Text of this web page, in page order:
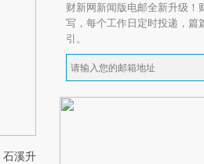
石溪升
财新网新闻版电邮全新升级！
写，每个工作日定时投递，篇
引。